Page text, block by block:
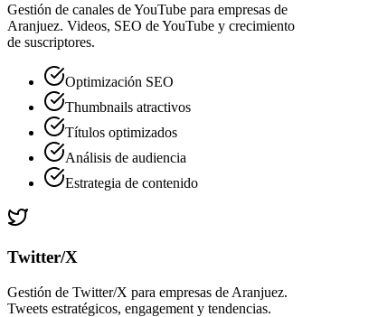
Gestión de canales de YouTube para empresas de
Aranjuez. Videos, SEO de YouTube y crecimiento
de suscriptores.
Optimización SEO
Thumbnails atractivos
Títulos optimizados
Análisis de audiencia
Estrategia de contenido
Twitter/X
Gestión de Twitter/X para empresas de Aranjuez.
Tweets estratégicos, engagement y tendencias.